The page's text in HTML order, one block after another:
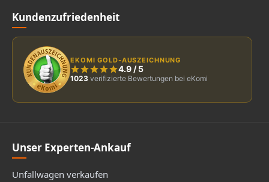
Kundenzufriedenheit
EKOMI GOLD-AUSZEICHNUNG
4.9 /5
1023 verifizierte Bewertungen bei eKomi
Unser Experten-Ankauf
Unfallwagen verkaufen